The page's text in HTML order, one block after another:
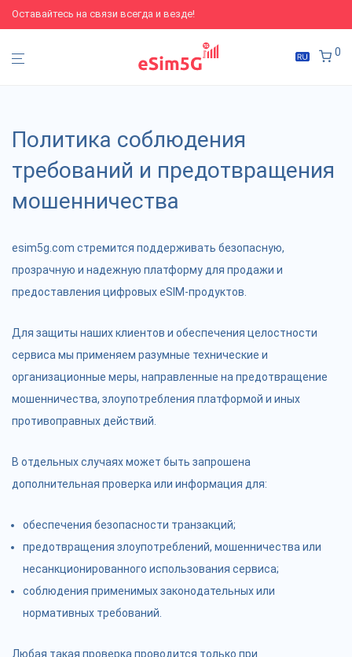
Оставайтесь на связи всегда и везде!
0
Политика соблюдения
требований и предотвращения
мошенничества
esim5g.com стремится поддерживать безопасную,
прозрачную и надежную платформу для продажи и
предоставления цифровых eSIM-продуктов.
Для защиты наших клиентов и обеспечения целостности
сервиса мы применяем разумные технические и
организационные меры, направленные на предотвращение
мошенничества, злоупотребления платформой и иных
противоправных действий.
В отдельных случаях может быть запрошена
дополнительная проверка или информация для:
обеспечения безопасности транзакций;
предотвращения злоупотреблений, мошенничества или
несанкционированного использования сервиса;
соблюдения применимых законодательных или
нормативных требований.
Любая такая проверка проводится только при